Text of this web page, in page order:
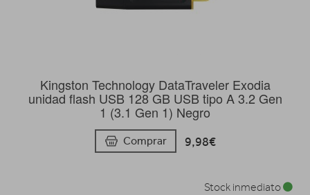
Kingston Technology DataTraveler Exodia
unidad flash USB 128 GB USB tipo A 3.2 Gen
1 (3.1 Gen 1) Negro
Comprar 9,98€
Stock inmediato